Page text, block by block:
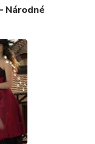
Národné